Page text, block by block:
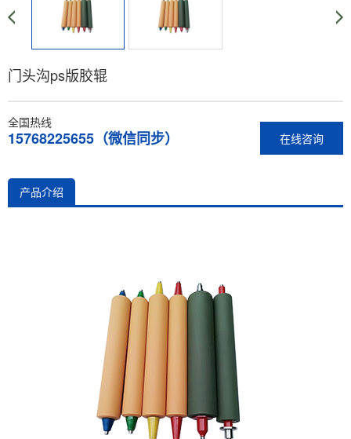
门头沟ps版胶辊
在线咨询
全国热线
15768225655（微信同步）
产品介绍